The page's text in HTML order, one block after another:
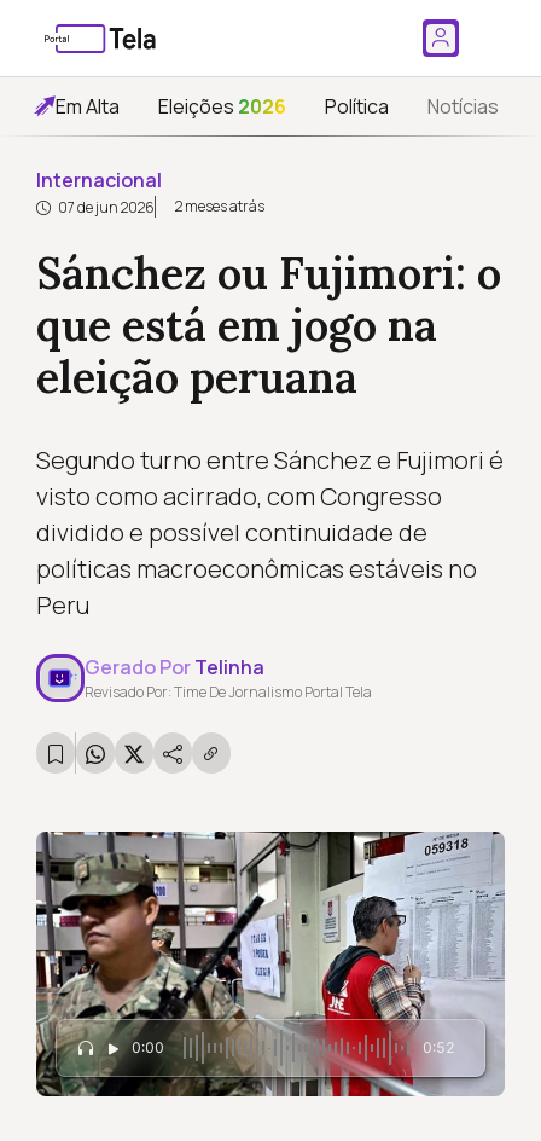
Em Alta Eleições 2026 Política Notícias
Internacional
07 de jun 2026 2 meses atrás
Sánchez ou Fujimori: o
que está em jogo na
eleição peruana
Segundo turno entre Sánchez e Fujimori é
visto como acirrado, com Congresso
dividido e possível continuidade de
políticas macroeconômicas estáveis no
Peru
Gerado PorTelinha
Revisado Por: Time De Jornalismo Portal Tela
0:00 0:52